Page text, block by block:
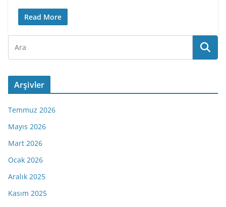
Read More
Arşivler
Temmuz 2026
Mayıs 2026
Mart 2026
Ocak 2026
Aralık 2025
Kasım 2025